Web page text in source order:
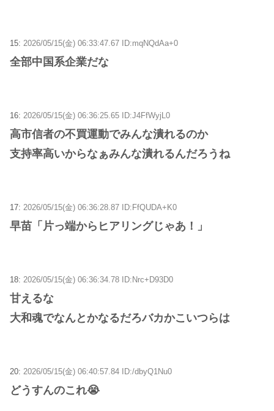
15: 2026/05/15(金) 06:33:47.67 ID:mqNQdAa+0
全部中国系企業だな
16: 2026/05/15(金) 06:36:25.65 ID:J4FfWyjL0
高市信者の不買運動でみんな潰れるのか
支持率高いからなぁみんな潰れるんだろうね
17: 2026/05/15(金) 06:36:28.87 ID:FfQUDA+K0
早苗「片っ端からヒアリングじゃあ！」
18: 2026/05/15(金) 06:36:34.78 ID:Nrc+D93D0
甘えるな
大和魂でなんとかなるだろバカかこいつらは
20: 2026/05/15(金) 06:40:57.84 ID:/dbyQ1Nu0
どうすんのこれ😭